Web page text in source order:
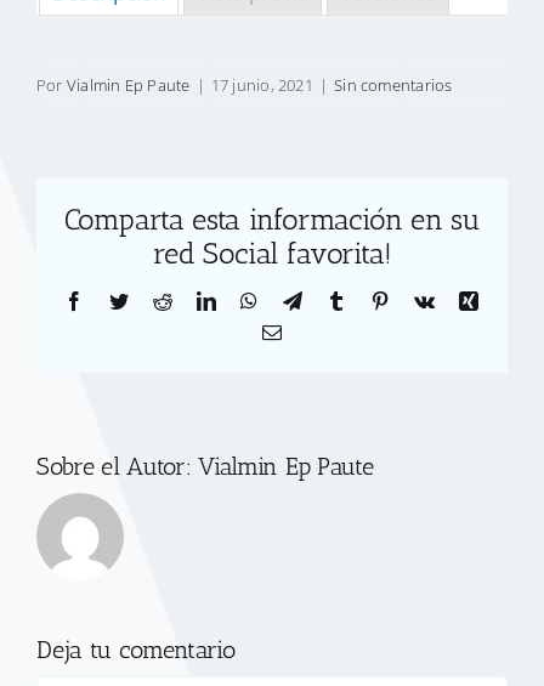
Por Vialmin Ep Paute | 17 junio, 2021 | Sin comentarios
Comparta esta información en su
red Social favorita!
Facebook
TwitterRedditLinkedInWhatsApp
TelegramTumblr Pinterest
Vk
Xing
Correo
Sobre el Autor:Vialmin Ep Paute
Deja tu comentario